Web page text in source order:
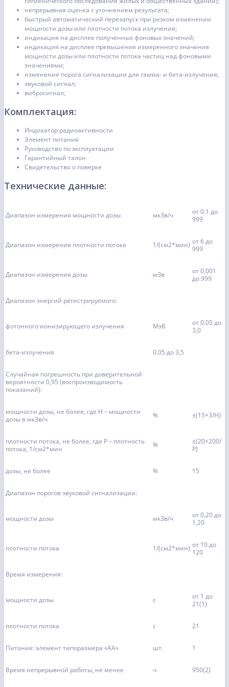
непрерывная оценка с уточнением результата;
быстрый автоматический перезапуск при резком изменении
мощности дозы или плотности потока излучения;
индикация на дисплее полученных фоновых значений;
индикация на дисплее превышения измеренного значения
мощности дозы или плотности потока частиц над фоновыми
значениями;
изменение порога сигнализации для гамма- и бета-излучения;
звуковой сигнал;
вибросигнал;
Комплектация:
Индикатор радиоактивности
Элемент питания
Руководство по эксплуатации
Гарантийный талон
Свидетельство о поверке
Технические данные:
Диапазон измерения мощности дозы мкЗв/ч
от 0.1 до
999
Диапазон измерения плотности потока 1/(см2*мин) от 6 до
999
Диапазон измерения дозы мЗв
от 0,001
до 999
Диапазон энергий регистрируемого:
фотонного ионизирующего излучения МэВ
от 0.05 до
3,0
бета-излучения 0.05 до 3,5
Случайная погрешность при доверительной
вероятности 0,95 (воспроизводимость
показаний):
мощности дозы, не более, где Н – мощности
дозы в мкЗв/ч
% ±(15+3/Н)
плотности потока, не более, где Р – плотность
потока, 1/см2*мин
%
±(20+200/
Р)
дозы, не более % 15
Диапазон порогов звуковой сигнализации:
мощности дозы мкЗв/ч
от 0,20 до
1,20
плотности потока 1/(см2*мин) от 10 до
120
Время измерения:
мощности дозы c
от 1 до
21(1)
плотности потока c 21
Питание: элемент типоразмера «АА» шт. 1
Время непрерывной работы, не менее ч 950(2)